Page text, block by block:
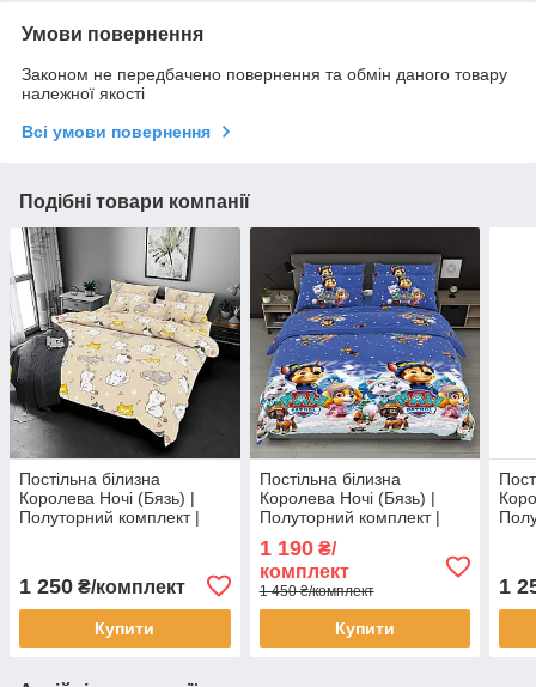
Умови повернення
Законом не передбачено повернення та обмін даного товару
належної якості
Всі умови повернення
Подібні товари компанії
Постільна білизна
Королева Ночі (Бязь) |
Полуторний комплект |
1 250 ₴/комплект
Купити
Постільна білизна
Королева Ночі (Бязь) |
Полуторний комплект |
щенячий патруль на
синьому
1 190₴/
комплект
1 450 ₴/комплект
Купити
1